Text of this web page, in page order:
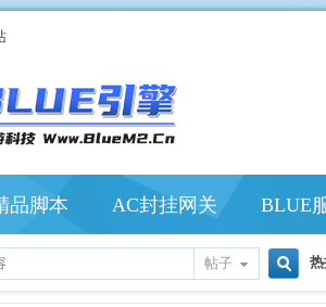
品脚本 AC封挂网关 BLUE
帖子
搜